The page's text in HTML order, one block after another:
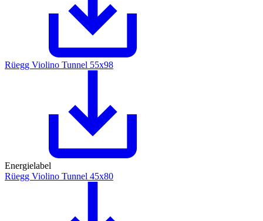
Rüegg Violino Tunnel 55x98
Energielabel
Rüegg Violino Tunnel 45x80